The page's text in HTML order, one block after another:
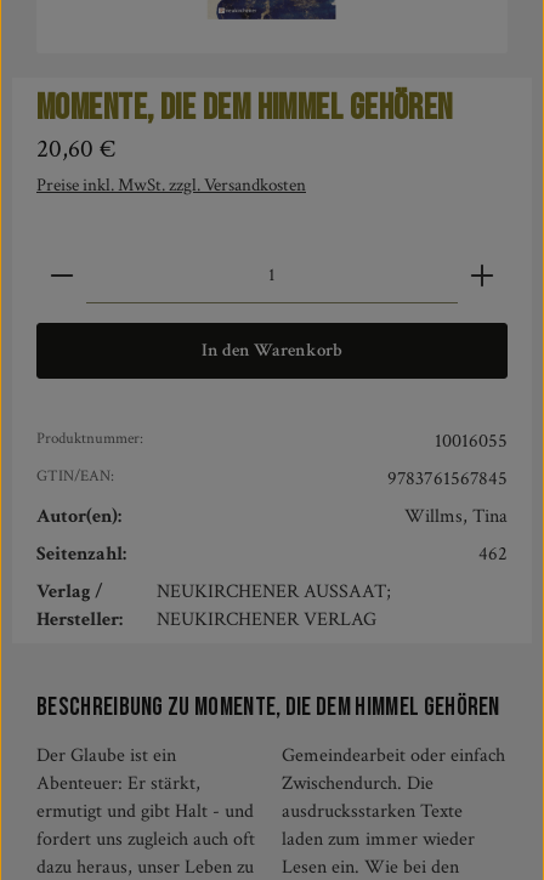
Momente, die dem Himmel gehören
Regulärer Preis:
20,60 €
Preise inkl. MwSt. zzgl. Versandkosten
Produkt Anzahl: Gib den gewünschten Wert ein oder
In den Warenkorb
Produktnummer: 10016055
GTIN/EAN:
9783761567845
Autor(en):
Willms, Tina
Seitenzahl:
462
Verlag /
Hersteller:
NEUKIRCHENER AUSSAAT;
NEUKIRCHENER VERLAG
Beschreibung zu Momente, die dem Himmel gehören
Der Glaube ist ein
Abenteuer: Er stärkt,
ermutigt und gibt Halt - und
fordert uns zugleich auch oft
dazu heraus, unser Leben zu
Gemeindearbeit oder einfach
Zwischendurch. Die
ausdrucksstarken Texte
laden zum immer wieder
Lesen ein. Wie bei den